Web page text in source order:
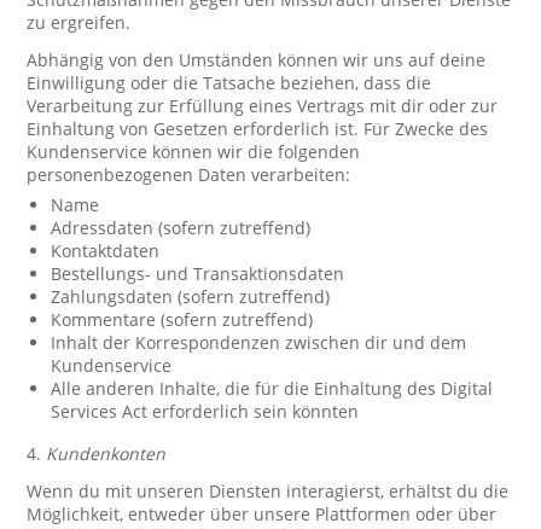
zu ergreifen.
Abhängig von den Umständen können wir uns auf deine
Einwilligung oder die Tatsache beziehen, dass die
Verarbeitung zur Erfüllung eines Vertrags mit dir oder zur
Einhaltung von Gesetzen erforderlich ist. Für Zwecke des
Kundenservice können wir die folgenden
personenbezogenen Daten verarbeiten:
Name
Adressdaten (sofern zutreffend)
Kontaktdaten
Bestellungs- und Transaktionsdaten
Zahlungsdaten (sofern zutreffend)
Kommentare (sofern zutreffend)
Inhalt der Korrespondenzen zwischen dir und dem
Kundenservice
Alle anderen Inhalte, die für die Einhaltung des Digital
Services Act erforderlich sein könnten
4. Kundenkonten
Wenn du mit unseren Diensten interagierst, erhältst du die
Möglichkeit, entweder über unsere Plattformen oder über